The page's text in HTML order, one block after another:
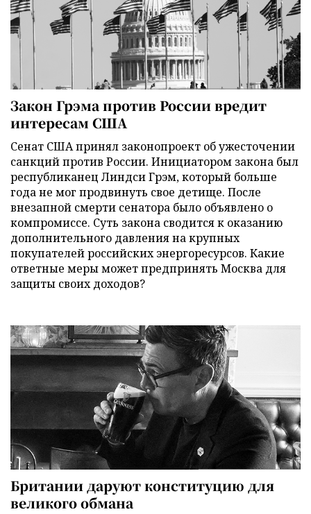
Закон Грэма против России вредит
интересам США
Сенат США принял законопроект об ужесточении
санкций против России. Инициатором закона был
республиканец Линдси Грэм, который больше
года не мог продвинуть свое детище. После
внезапной смерти сенатора было объявлено о
компромиссе. Суть закона сводится к оказанию
дополнительного давления на крупных
покупателей российских энергоресурсов. Какие
ответные меры может предпринять Москва для
защиты своих доходов?
Британии даруют конституцию для
великого обмана